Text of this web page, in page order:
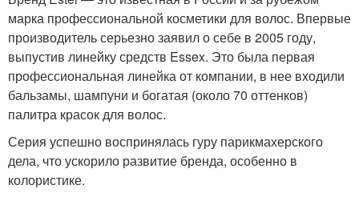
марка профессиональной косметики для волос. Впервые
производитель серьезно заявил о себе в 2005 году,
выпустив линейку средств Essex. Это была первая
профессиональная линейка от компании, в нее входили
бальзамы, шампуни и богатая (около 70 оттенков)
палитра красок для волос.
Серия успешно воспринялась гуру парикмахерского
дела, что ускорило развитие бренда, особенно в
колористике.